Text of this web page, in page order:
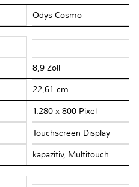
Odys Cosmo
8,9 Zoll
22,61 cm
1.280 x 800 Pixel
Touchscreen Display
kapazitiv, Multitouch